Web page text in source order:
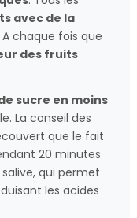
avec de la
chaque fois que
des fruits
sucre en moins
La conseil des
que le fait
20 minutes
qui permet
les acides